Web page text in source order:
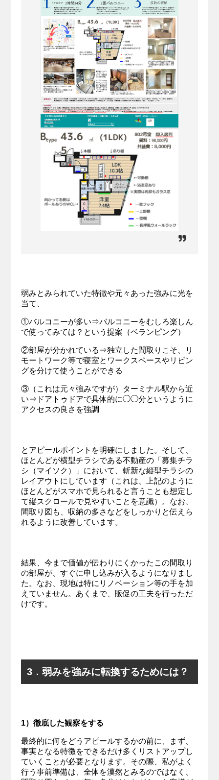
弱みとみられていた特徴や元々あった強みに光を
当て、
①バルコニーが多い⇒バルコニーをむしろ楽しん
で使ってみては？という提案（ベランピング）
②部屋が分かれている⇒独立した間取りこそ、リ
モートワーク等で寝室とワークスペースやリビン
グを分けて使うことができる
③（これは元々強みですが）ターミナル駅から近
い⇒ドアトゥドアで具体的に◯◯分というように
アクセスの良さを強調
とアピールポイントを明確にしました。そして、
ほとんどが横型チラシである不動産の「募集チラ
シ（マイソク）」において、斬新な縦型チラシの
レイアウトにしています（これは、上記のように
ほとんどがスマホで見られると言うことも想定し
て縦スクロールで見やすいことを意識）。なお、
間取り図も、収納の多さなどをしっかりと伝えら
れるように改善しています。
結果、今まで価値が伝わりにくかったこの間取り
の部屋が、すぐに申し込みが入るようになりまし
た。なお、現地は特にリノベーション等の手を加
えていません。あくまで、販促の工夫を行っただ
けです。
3．弱みを強みに転換するためには？
1）徹底した観察をする
最終的に何をどうアピールするかの前に、まず、
事実となる特徴をできるだけ多くリストアップし
ていくことが必要となります。その際、私がよく
行う事前準備は、全体を漠然とみるのではなく、